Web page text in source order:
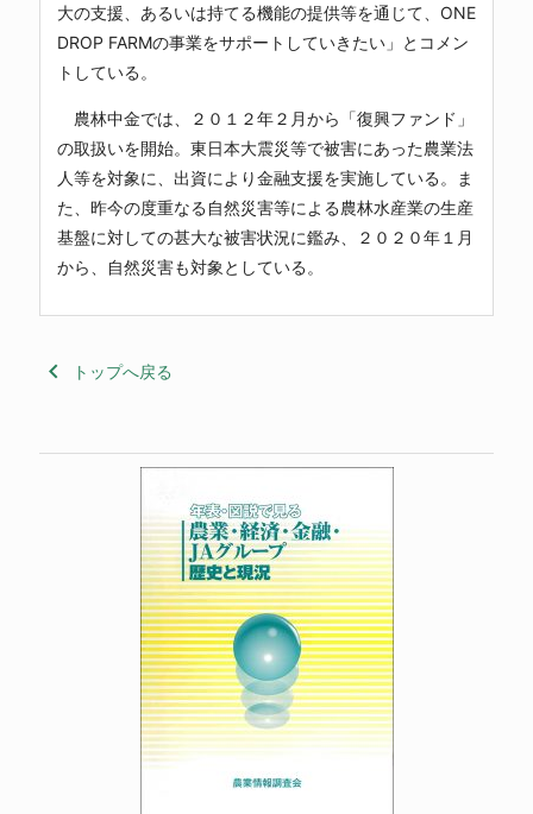
大の支援、あるいは持てる機能の提供等を通じて、ONE
DROP FARMの事業をサポートしていきたい」とコメン
トしている。
農林中金では、２０１２年２月から「復興ファンド」
の取扱いを開始。東日本大震災等で被害にあった農業法
人等を対象に、出資により金融支援を実施している。ま
た、昨今の度重なる自然災害等による農林水産業の生産
基盤に対しての甚大な被害状況に鑑み、２０２０年１月
から、自然災害も対象としている。
keyboard_arrow_left トップへ戻る